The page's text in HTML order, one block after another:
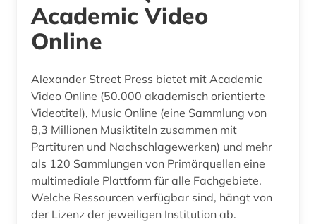
Academic Video
Online
Alexander Street Press bietet mit Academic
Video Online (50.000 akademisch orientierte
Videotitel), Music Online (eine Sammlung von
8,3 Millionen Musiktiteln zusammen mit
Partituren und Nachschlagewerken) und mehr
als 120 Sammlungen von Primärquellen eine
multimediale Plattform für alle Fachgebiete.
Welche Ressourcen verfügbar sind, hängt von
der Lizenz der jeweiligen Institution ab.